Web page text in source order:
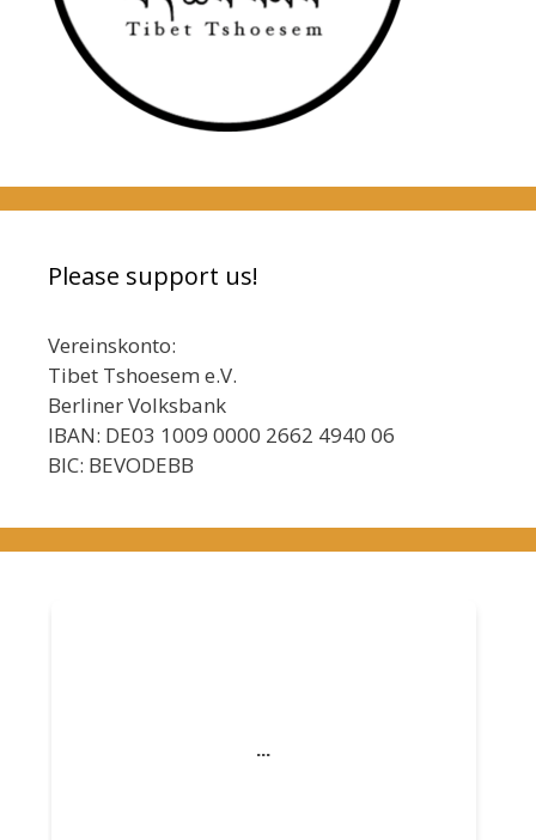
Please support us!
Vereinskonto:
Tibet Tshoesem e.V.
Berliner Volksbank
IBAN: DE03 1009 0000 2662 4940 06
BIC: BEVODEBB